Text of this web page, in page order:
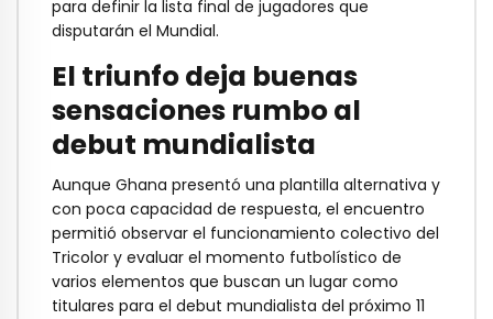
para definir la lista final de jugadores que
disputarán el Mundial.
El triunfo deja buenas
sensaciones rumbo al
debut mundialista
Aunque Ghana presentó una plantilla alternativa y
con poca capacidad de respuesta, el encuentro
permitió observar el funcionamiento colectivo del
Tricolor y evaluar el momento futbolístico de
varios elementos que buscan un lugar como
titulares para el debut mundialista del próximo 11